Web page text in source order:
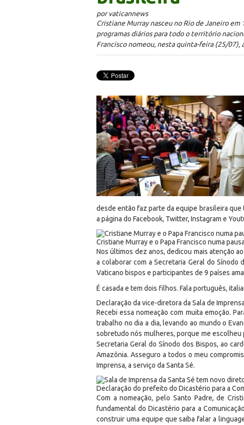
por vaticannews
Cristiane Murray nasceu no Rio de Janeiro
programas diários para todo o território
Francisco nomeou, nesta quinta-feira (25/
desde então faz parte da equipe brasileira
a página do Facebook, Twitter, Instagram e
Cristiane Murray e o Papa Francisco numa
Nos últimos dez anos, dedicou mais atenção
a colaborar com a Secretaria Geral do
Vaticano bispos e participantes de 9 países
É casada e tem dois filhos. Fala português,
Declaração da vice-diretora da Sala de
Recebi essa nomeação com muita emoção.
trabalho no dia a dia, levando ao mundo o
sobretudo nós mulheres, porque me escolheu
Secretaria Geral do Sínodo dos Bispos, ao
Amazônia. Asseguro a todos o meu
Imprensa, a serviço da Santa Sé.
Declaração do prefeito do Dicastério para a
Com a nomeação, pelo Santo Padre, de
fundamental do Dicastério para a
construir uma equipe que saiba falar a